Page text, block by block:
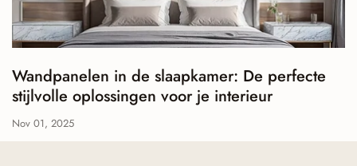
Wandpanelen in de slaapkamer: De perfecte
stijlvolle oplossingen voor je interieur
Nov 01, 2025